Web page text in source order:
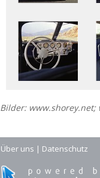
Bilder:
Über uns | Datenschutz